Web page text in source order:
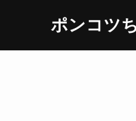
ポンコツ